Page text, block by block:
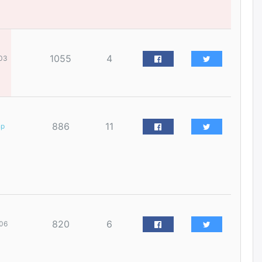
2026/08/06
Орон сууц, нийтийн аж ахуй,
авто зам, тохижилт
холбоотой ГОМДОЛ их байгааг
"Урьхан" Б.Чинбат гэж хүн
бизнес хамтрагчаа гүтгэж
1055 4
886 11
820 6